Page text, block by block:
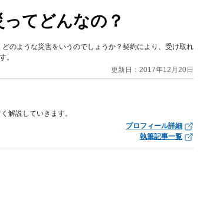
てどんなの？
のような災害をいうのでしょうか？契約により、受け取れ
。
更新日：2017年12月20日
解説していきます。
プロフィール詳細
執筆記事一覧